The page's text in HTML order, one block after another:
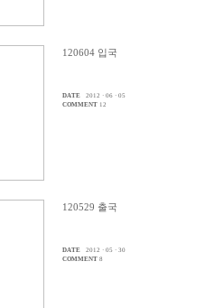
120604 입국
DATE
2012 · 06 · 05
COMMENT 12
120529 출국
DATE
2012 · 05 · 30
COMMENT 8